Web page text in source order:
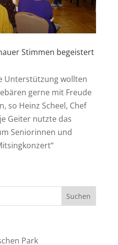
Stimmen begeistert
Unterstützung wollten
gerne mit Freude
so Heinz Scheel, Chef
Geiter nutzte das
Seniorinnen und
Park